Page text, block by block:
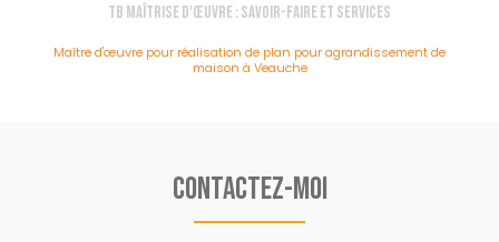
TB Maîtrise d'Œuvre : Savoir-faire et services
Maître d'œuvre pour réalisation de plan pour agrandissement de
maison à Veauche
Contactez-moi